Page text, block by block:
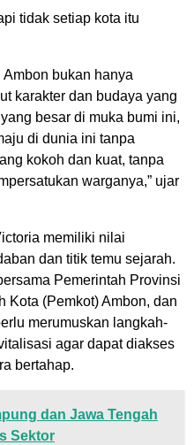
tidak setiap kota itu
Ambon bukan hanya
karakter dan budaya yang
besar di muka bumi ini,
di dunia ini tanpa
kokoh dan kuat, tanpa
warganya,” ujar
memiliki nilai
dan titik temu sejarah.
Pemerintah Provinsi
Kota (Pemkot) Ambon, dan
merumuskan langkah-
agar dapat diakses
bertahap.
dan Jawa Tengah
Sektor